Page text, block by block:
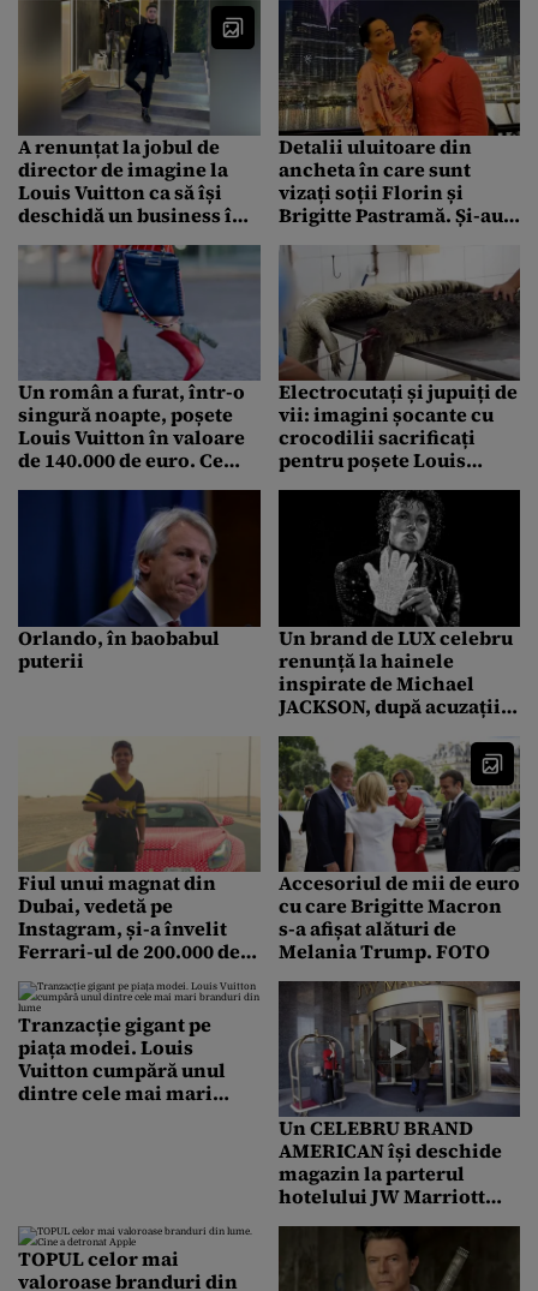
vinzi ceva cu logo.
Nimeni nu ne-a spus”
documentația de la
experții francezi
A renunțat la jobul de
director de imagine la
Louis Vuitton ca să își
deschidă un business în
Detalii uluitoare din
ancheta în care sunt
vizați soții Florin și
Brigitte Pastramă. Și-au
Un român a furat, într-o
singură noapte, poșete
Louis Vuitton în valoare
de 140.000 de euro. Ce
autoritățile belgiene
Electrocutați și jupuiți de
vii: imagini șocante cu
crocodilii sacrificați
pentru poșete Louis
Orlando, în baobabul
puterii
Un brand de LUX celebru
renunță la hainele
inspirate de Michael
JACKSON, după acuzațiile
megastarului
Fiul unui magnat din
Dubai, vedetă pe
Instagram, și-a învelit
Ferrari-ul de 200.000 de
Vuitton. Detaliul pe care
tânărul „l-a uitat”
Accesoriul de mii de euro
cu care Brigitte Macron
s-a afișat alături de
Melania Trump. FOTO
Tranzacție gigant pe
piața modei. Louis
Vuitton cumpără unul
dintre cele mai mari
Un CELEBRU BRAND
AMERICAN își deschide
magazin la parterul
hotelului JW Marriott
TOPUL celor mai
valoroase branduri din